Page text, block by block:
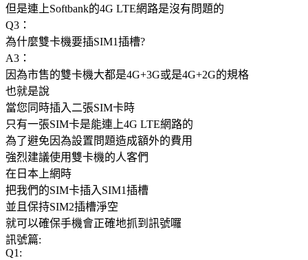
但是連上Softbank的4G LTE網路是沒有問題的
Q3：
為什麼雙卡機要插SIM1插槽?
A3：
因為市售的雙卡機大都是4G+3G或是4G+2G的規格
也就是說
當您同時插入二張SIM卡時
只有一張SIM卡是能連上4G LTE網路的
為了避免因為設置問題造成額外的費用
強烈建議使用雙卡機的人客們
在日本上網時
把我們的SIM卡插入SIM1插槽
並且保持SIM2插槽淨空
就可以確保手機會正確地抓到訊號囉
訊號篇:
Q1: